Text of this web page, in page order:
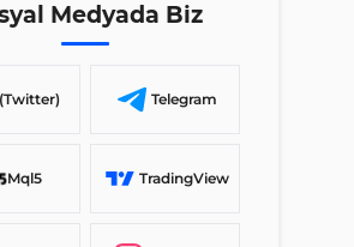
Medyada Biz
Telegram
Mql5 TradingView